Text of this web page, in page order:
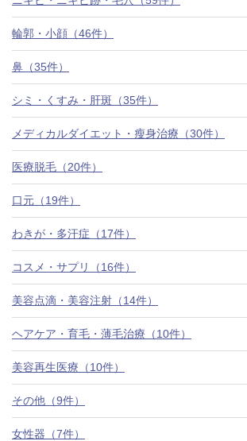
料金一覧
施術症例
初めての方へ
お悩みで探す
医師紹介
アクセス
西梅田から徒歩2分
ついて
輪郭・小顔（46件）
鼻（35件）
シミ・くすみ・肝斑（35件）
メディカルダイエット・瘦身治療（30件）
医療脱毛（20件）
口元（19件）
わきが・多汗症（17件）
コスメ・サプリ（16件）
美容点滴・美容注射（14件）
ヘアケア・育毛・薄毛治療（10件）
美容再生医療（10件）
その他（9件）
女性器（7件）